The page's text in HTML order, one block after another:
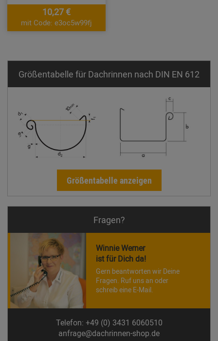
10,27 €
mit Code: e3oc5w99fj
Größentabelle für Dachrinnen nach DIN EN 612
Größentabelle anzeigen
Fragen?
Winnie Werner
ist für Dich da!
Gern beantworten wir Deine
Fragen. Ruf uns an oder
schreib eine E-Mail.
Telefon: +49 (0) 3431 6060510
anfrage@dachrinnen-shop.de